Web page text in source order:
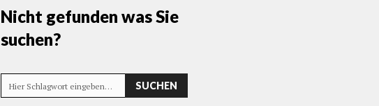
Nicht gefunden was Sie
suchen?
Hier Schlagwort eingeben… SUCHEN